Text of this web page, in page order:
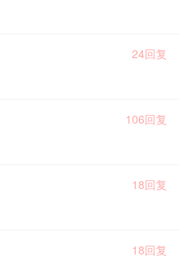
24回复
106回复
18回复
18回复